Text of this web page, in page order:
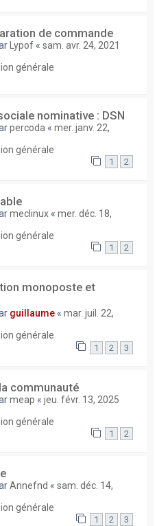
de commande
Lypof « sam. avr. 24, 2021
générale
nominative : DSN
percoda « mer. janv. 22,
générale
1 2
meclinux « mer. déc. 18,
générale
1 2
monoposte et
guillaume « mar. juil. 22,
générale
1 2 3
communauté
meap « jeu. févr. 13, 2025
générale
1 2
Annefnd « sam. déc. 14,
générale
1 2 3